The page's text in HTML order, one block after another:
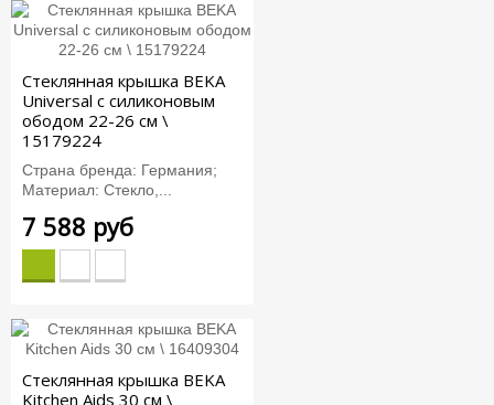
Стеклянная крышка BEKA
Universal с силиконовым
ободом 22-26 см \
15179224
Страна бренда: Германия;
Материал: Стекло,...
7 588 руб
Стеклянная крышка BEKA
Kitchen Aids 30 см \